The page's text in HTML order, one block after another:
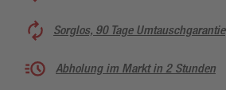
Sorglos, 90 Tage Umtauschgarantie
Abholung im Markt in 2 Stunden